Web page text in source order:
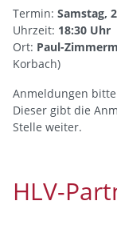
Termin: Samstag,
Uhrzeit: 18:30 Uhr
Ort: Paul-
Korbach)
Anmeldungen
Dieser gibt die
Stelle weiter.
HLV-